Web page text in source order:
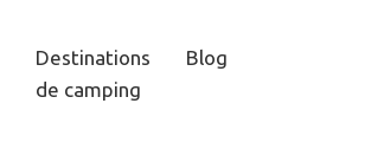
Destinations
de camping
Blog